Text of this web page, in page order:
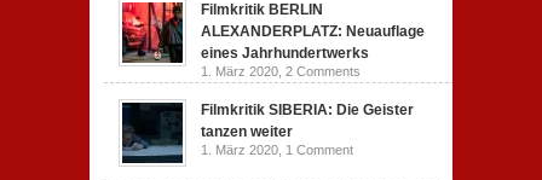
Filmkritik BERLIN
ALEXANDERPLATZ: Neuauflage
eines Jahrhundertwerks
1. März 2020, 2 Comments
Filmkritik SIBERIA: Die Geister
tanzen weiter
1. März 2020, 1 Comment